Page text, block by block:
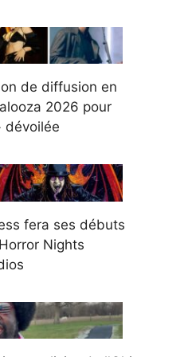
de diffusion en
2026 pour
dévoilée
fera ses débuts
Nights